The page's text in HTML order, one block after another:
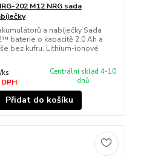
202 M12 NRG sada
a nabíječky Sada
baterie o kapacitě 2.0 Ah a
bez kufru. Lithium-ionové
/ks
Centrální sklad 4-10
dnů
Přidat do košíku